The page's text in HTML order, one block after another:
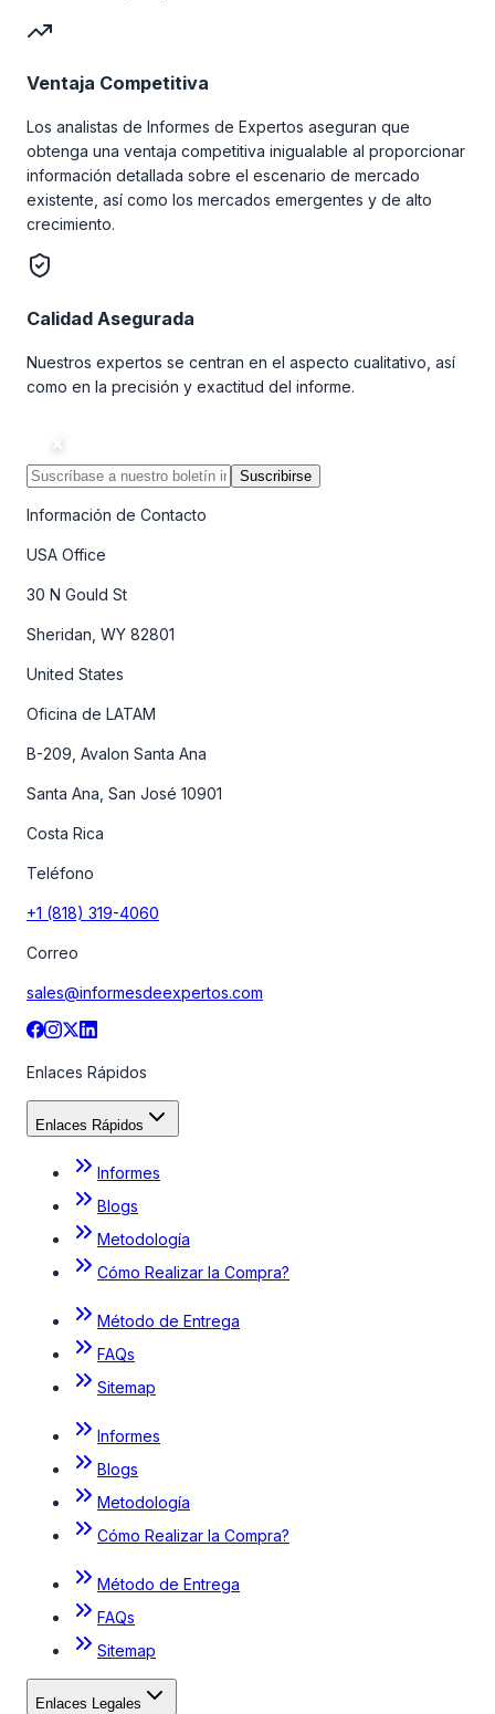
Ventaja Competitiva
Los analistas de Informes de Expertos aseguran que
obtenga una ventaja competitiva inigualable al proporcionar
información detallada sobre el escenario de mercado
existente, así como los mercados emergentes y de alto
crecimiento.
Calidad Asegurada
Nuestros expertos se centran en el aspecto cualitativo, así
como en la precisión y exactitud del informe.
Suscribirse
Información de Contacto
USA Office
30 N Gould St
Sheridan, WY 82801
United States
Oficina de LATAM
B-209, Avalon Santa Ana
Santa Ana, San José 10901
Costa Rica
Teléfono
+1 (818) 319-4060
Correo
sales@informesdeexpertos.com
Enlaces Rápidos
Enlaces Rápidos
Informes
Blogs
Metodología
Cómo Realizar la Compra?
Método de Entrega
FAQs
Sitemap
Informes
Blogs
Metodología
Cómo Realizar la Compra?
Método de Entrega
FAQs
Sitemap
Enlaces Legales